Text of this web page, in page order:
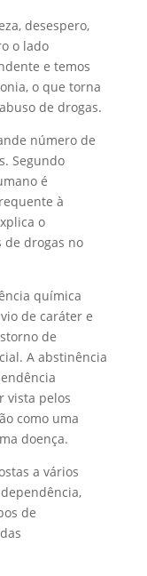
desespero,
o lado
e temos
o que torna
de drogas.
número de
Segundo
é
à
o
de drogas no
química
de caráter e
de
A abstinência
vista pelos
como uma
doença.
a vários
de